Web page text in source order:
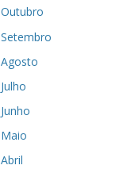
Outubro
Setembro
Agosto
Julho
Junho
Maio
Abril